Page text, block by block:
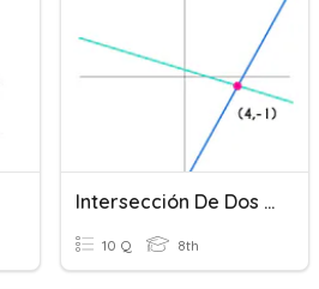
Intersección De Dos Rectas (Octavo)
10 Q 8th